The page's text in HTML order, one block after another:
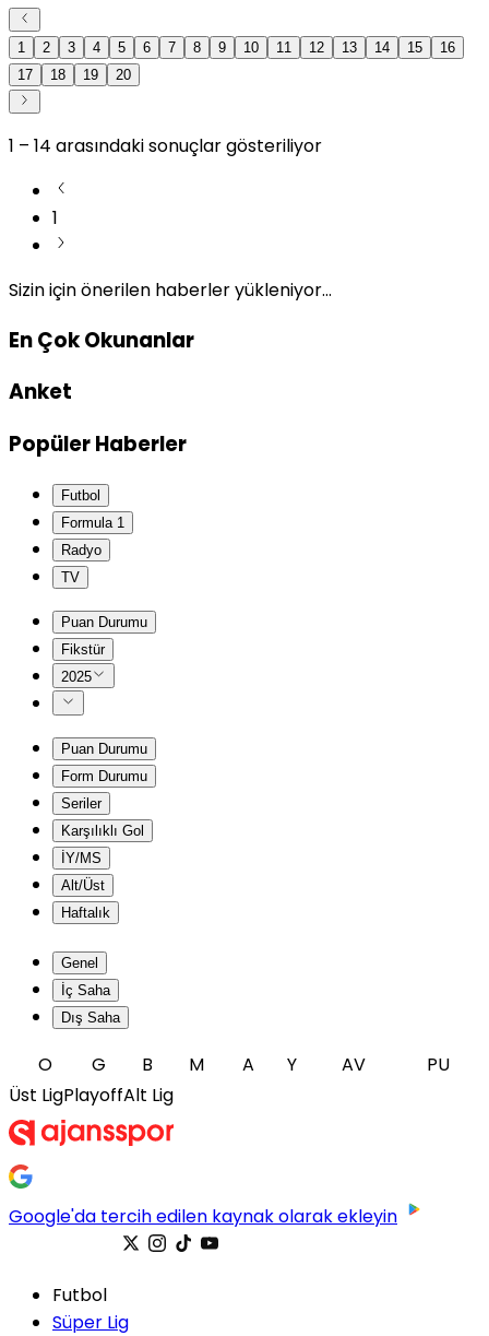
1 2 3 4 5 6 7 8 9 10 11 12 13 14 15
16
17
18 19 20
1 – 14 arasındaki sonuçlar gösteriliyor
1
Sizin için önerilen haberler yükleniyor...
En Çok Okunanlar
Anket
Popüler Haberler
Futbol
Formula 1
Radyo
TV
Puan Durumu
Fikstür
2025
Puan Durumu
Form Durumu
Seriler
Karşılıklı Gol
İY/MS
Alt/Üst
Haftalık
Genel
İç Saha
Dış Saha
O G B M A Y AV
PU
Üst LigPlayoffAlt Lig
Google'da tercih edilen kaynak olarak ekleyin
Futbol
Süper Lig